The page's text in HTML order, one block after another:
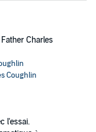
Charles
Coughlin
l'essai.